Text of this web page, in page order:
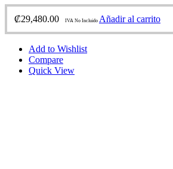
₡29,480.00 IVA No Incluido Añadir al carrito
Add to Wishlist
Compare
Quick View